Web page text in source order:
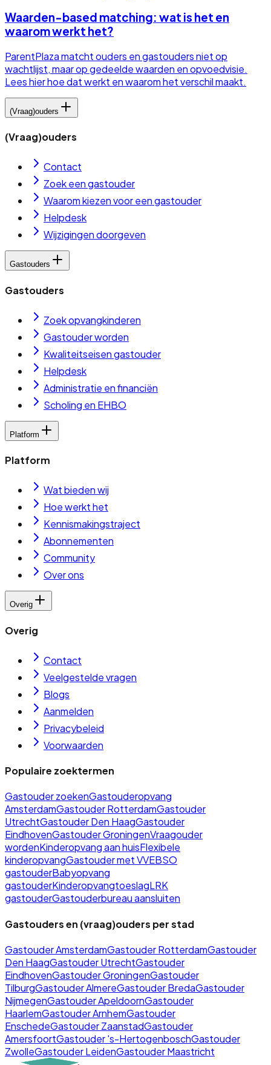
Waarden-based matching: wat is het en
waarom werkt het?
ParentPlaza matcht ouders en gastouders niet op
wachtlijst, maar op gedeelde waarden en opvoedvisie.
Lees hier hoe dat werkt en waarom het verschil maakt.
(Vraag)ouders
(Vraag)ouders
Contact
Zoek een gastouder
Waarom kiezen voor een gastouder
Helpdesk
Wijzigingen doorgeven
Gastouders
Gastouders
Zoek opvangkinderen
Gastouder worden
Kwaliteitseisen gastouder
Helpdesk
Administratie en financiën
Scholing en EHBO
Platform
Platform
Wat bieden wij
Hoe werkt het
Kennismakingstraject
Abonnementen
Community
Over ons
Overig
Overig
Contact
Veelgestelde vragen
Blogs
Aanmelden
Privacybeleid
Voorwaarden
Populaire zoektermen
Gastouder zoekenGastouderopvang
AmsterdamGastouder RotterdamGastouder
UtrechtGastouder Den HaagGastouder
EindhovenGastouder GroningenVraagouder
wordenKinderopvang aan huisFlexibele
kinderopvangGastouder met VVEBSO
gastouderBabyopvang
gastouderKinderopvangtoeslagLRK
gastouderGastouderbureau aansluiten
Gastouders en (vraag)ouders per stad
GastouderAmsterdamGastouderRotterdamGastouder
Den HaagGastouderUtrechtGastouder
EindhovenGastouderGroningenGastouder
TilburgGastouderAlmereGastouderBredaGastouder
NijmegenGastouderApeldoornGastouder
HaarlemGastouderArnhemGastouder
EnschedeGastouderZaanstadGastouder
AmersfoortGastouder's-HertogenboschGastouder
ZwolleGastouderLeidenGastouderMaastricht